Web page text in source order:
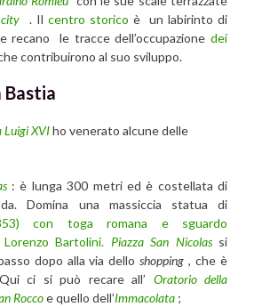
. Il centro storico è un labirinto di
recano le tracce dell’occupazione dei
contribuirono al suo sviluppo.
Bastia
Luigi XVIho venerato alcune delle
: è lunga 300 metri ed è costellata di
Domina una massiccia statua di
con toga romana e sguardo
Bartolini. Piazza San Nicolassi
dopo alla via delloshopping , che è
ci si può recare all’ Oratorio della
Roccoe quello dell’Immacolata ;